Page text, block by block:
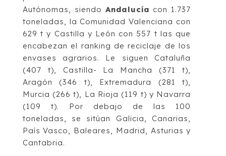
Autónomas, siendo Andalucía con 1.737
toneladas, la Comunidad Valenciana con
629 t y Castilla y León con 557 t las que
encabezan el ranking de reciclaje de los
envases agrarios. Le siguen Cataluña
(407 t), Castilla- La Mancha (371 t),
Aragón (346 t), Extremadura (281 t),
Murcia (266 t), La Rioja (119 t) y Navarra
(109 t). Por debajo de las 100
toneladas, se sitúan Galicia, Canarias,
País Vasco, Baleares, Madrid, Asturias y
Cantabria.